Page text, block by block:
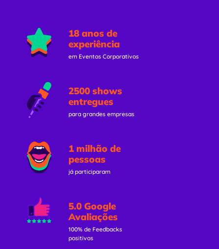
18 anos de
experiência
em Eventos Corporativos
2500 shows
entregues
para grandes empresas
1 milhão de
pessoas
já participaram
5.0 Google
Avaliações
100% de Feedbacks
positivos